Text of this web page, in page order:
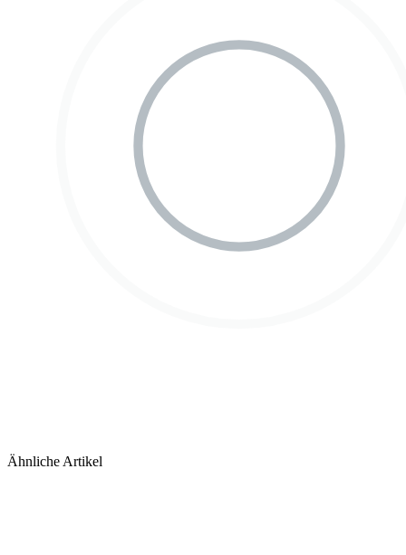
Ähnliche Artikel